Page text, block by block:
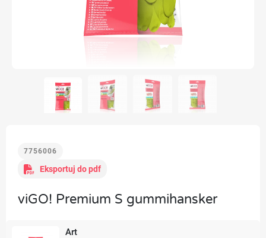
7756006
Eksportuj do pdf
viGO! Premium S gummihansker
Art